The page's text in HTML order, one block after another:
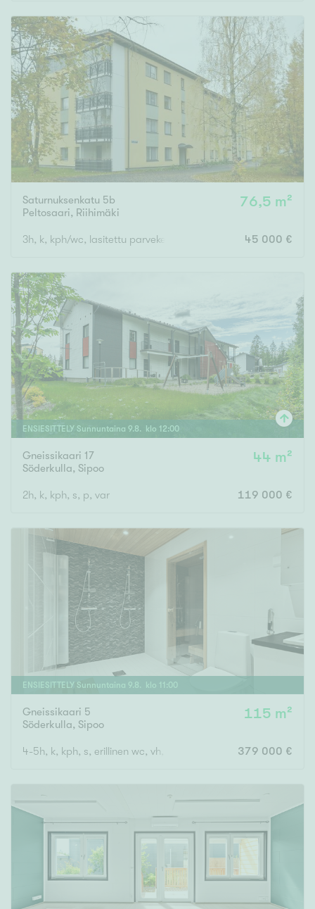
Rakennusvuosi
Uudiskohteet
Vain uudiskohteet Ei uudiskohteita
Arvokohteet
Vain arvokohteet Ei arvokohteita
Kunto
Hyvä
Tyydyttävä
Välttävä
Ominaisuudet
Hissi
Järvi- tai merinäköala
Maalämpö
Oma ranta
Oma sauna
Senioriasunto
Saturnuksenkatu 5b
Peltosaari, Riihimäki
76,5 m²
3h, k, kph/wc, lasitettu parveke 45 000 €
ENSIESITTELY Sunnuntaina 9.8. klo 12:00
Gneissikaari 17
Söderkulla, Sipoo
44 m²
2h, k, kph, s, p, var 119 000 €
ENSIESITTELY Sunnuntaina 9.8. klo 11 :00
Gneissikaari 5
Söderkulla, Sipoo
115 m²
4-5h, k, kph, s, erillinen wc, vh, lasitettu parveke379 000 €